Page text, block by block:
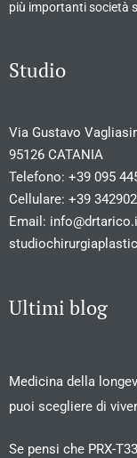
più importanti società
Studio
Via Gustavo
95126 CATANIA
Telefono: +39 095
Cellulare: +39
Email:
Ultimi blog
Medicina della
puoi scegliere di
Se pensi che PRX-